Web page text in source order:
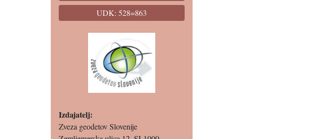
UDK: 528=863
Izdajatelj:
Zveza geodetov Slovenije